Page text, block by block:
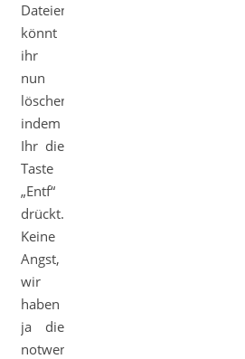
Dateien
könnt
ihr
nun
löschen
indem
Ihr die
Taste
„Entf“
drückt.
Keine
Angst,
wir
haben
ja die
notwendigen